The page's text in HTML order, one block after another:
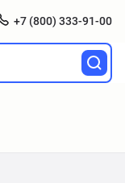
+7 (800) 333-91-00